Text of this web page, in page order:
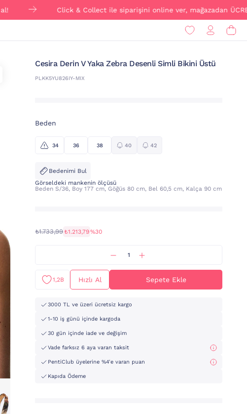
Click & Collect ile siparişini online ver, mağazadan ÜCRETSİZ
Cesira Derin V Yaka Zebra Desenli Simli Bikini Üstü
PLKK5YU826IY-MIX
Beden
34 36 38 40 42
Bedenimi Bul
Görseldeki mankenin ölçüsü
Beden S/36, Boy 177 cm, Göğüs 80 cm, Bel 60,5 cm, Kalça 90 cm
₺1.733,99 ₺1.213,79%30
1,2B Hızlı Al Sepete Ekle
3000 TL ve üzeri ücretsiz kargo
1-10 iş günü içinde kargoda
30 gün içinde iade ve değişim
Vade farksız 6 aya varan taksit
PentiClub üyelerine %4'e varan puan
Kapıda Ödeme